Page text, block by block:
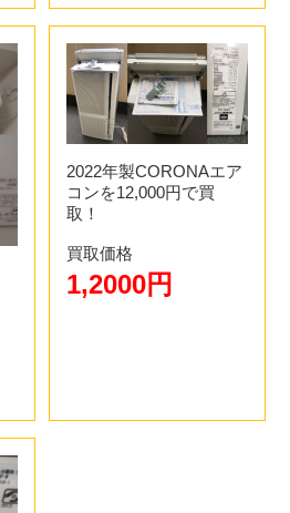
2022年製CORONAエア
コンを12,000円で買
取！
買取価格
1,2000円